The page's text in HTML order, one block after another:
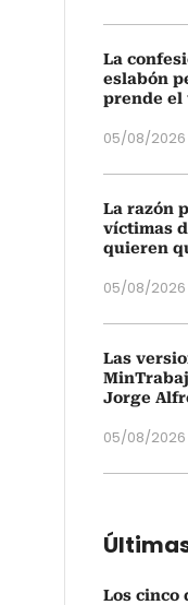
La
eslabón
prende el
05/08/2026
La razón
víctimas
quieren
05/08/2026
Las
Jorge
05/08/2026
Los cinco